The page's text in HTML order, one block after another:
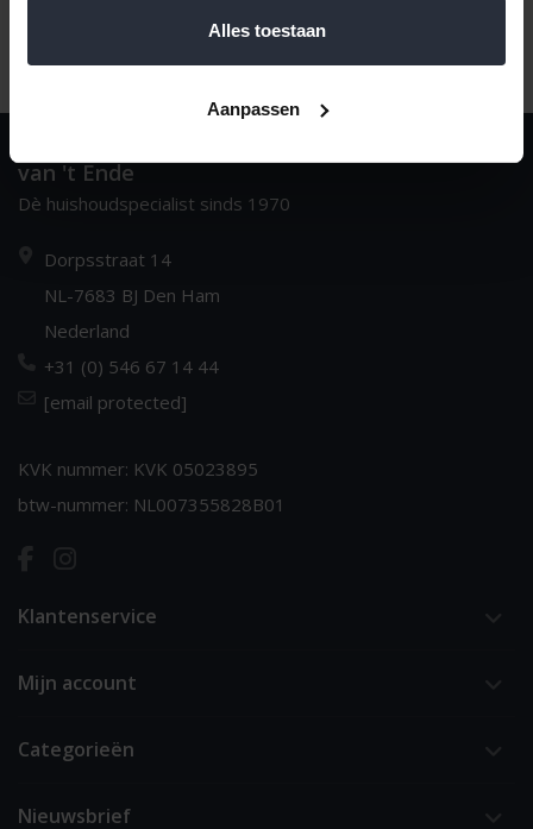
Alles toestaan
Aanpassen
van 't Ende
Dè huishoudspecialist sinds 1970
Dorpsstraat 14
NL-7683 BJ Den Ham
Nederland
+31 (0) 546 67 14 44
[email protected]
KVK nummer: KVK 05023895
btw-nummer: NL007355828B01
Klantenservice
Mijn account
Categorieën
Nieuwsbrief